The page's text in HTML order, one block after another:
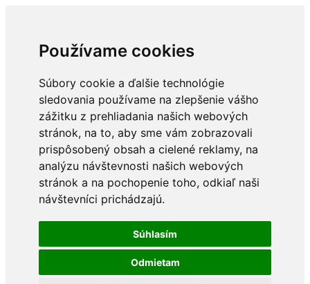
Používame cookies
Súbory cookie a ďalšie technológie
sledovania používame na zlepšenie vášho
zážitku z prehliadania našich webových
stránok, na to, aby sme vám zobrazovali
prispôsobený obsah a cielené reklamy, na
analýzu návštevnosti našich webových
stránok a na pochopenie toho, odkiaľ naši
návštevníci prichádzajú.
Súhlasím
Odmietam